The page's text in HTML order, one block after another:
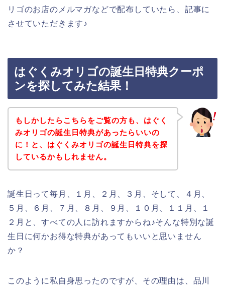
リゴのお店のメルマガなどで配布していたら、記事に
させていただきます♪
はぐくみオリゴの誕生日特典クーポ
ンを探してみた結果！
もしかしたらこちらをご覧の方も、はぐく
みオリゴの誕生日特典があったらいいの
に！と、はぐくみオリゴの誕生日特典を探
しているかもしれません。
誕生日って毎月、１月、２月、３月、そして、４月、
５月、６月、７月、８月、９月、１０月、１１月、１
２月と、すべての人に訪れますからね♪そんな特別な誕
生日に何かお得な特典があってもいいと思いません
か？
このように私自身思ったのですが、その理由は、品川